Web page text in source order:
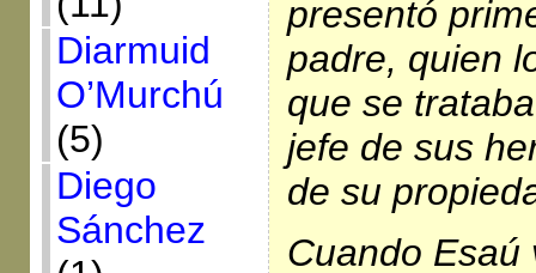
Diarmuid
O’Murchú
(5)
Diego
Sánchez
presentó
padre, quien
que se
jefe de sus
de su
Cuando Esaú